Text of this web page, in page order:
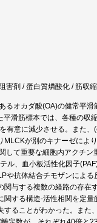
害剤 / 蛋白質燐酸化 / 筋収
オカダ酸(OA)の健常平
滑筋標本では、各種の収
有意に減少させる。また
が別のキナーゼによ
して重要な細胞内アクチ
ル、血小板活性化因子
抗体結合チモザンによ
与する複数の経路の存在
する構造-活性相関を定
ることがわかった。ま